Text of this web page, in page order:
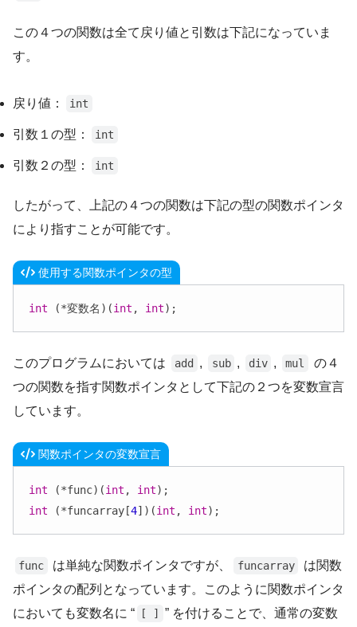
この４つの関数は全て戻り値と引数は下記になっていま
す。
戻り値： int
引数１の型： int
引数２の型： int
したがって、上記の４つの関数は下記の型の関数ポインタ
により指すことが可能です。
使用する関数ポインタの型
int (*変数名)(int , int);
このプログラムにおいては add , sub , div , mul
の４
つの関数を指す関数ポインタとして下記の２つを変数宣言
しています。
関数ポインタの変数宣言
int (*func)(int , int
int (*funcarray[4])(int , int);
func は単純な関数ポインタですが、 funcarray
は関数
ポインタの配列となっています。このように関数ポインタ
においても変数名に “
[ ]
” を付けることで、通常の変数